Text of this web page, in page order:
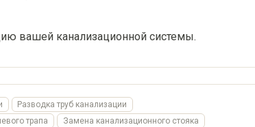
вашей канализационной системы.
Разводка труб канализации
трапа
Замена канализационного стояка